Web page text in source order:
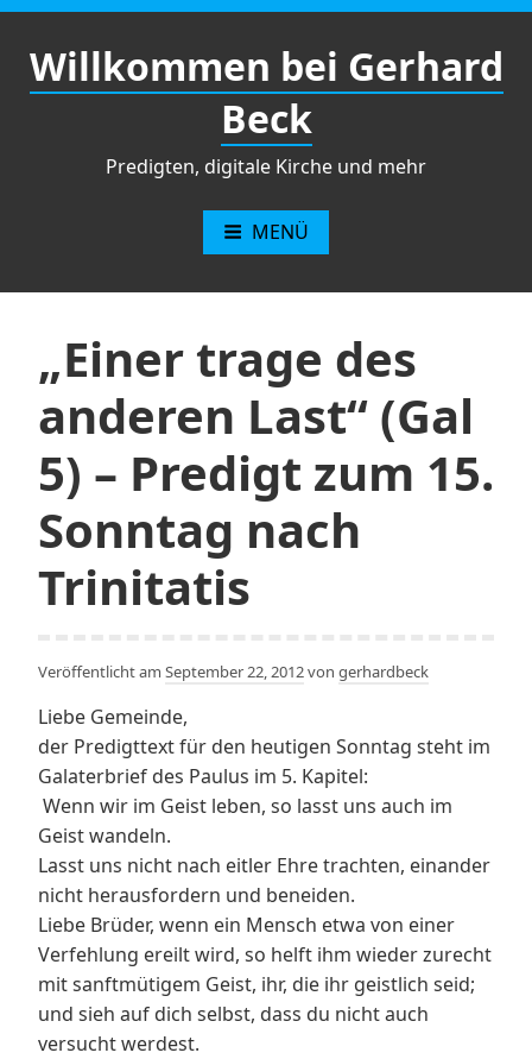
Zum
springen
Willkommen bei Gerhard
Beck
Predigten, digitale Kirche und mehr
MENÜ
„Einer trage des
anderen Last“ (Gal
5) – Predigt zum 15.
Sonntag nach
Trinitatis
Veröffentlicht am September 22, 2012von gerhardbeck
Liebe Gemeinde,
der Predigttext für den heutigen Sonntag steht im
Galaterbrief des Paulus im 5. Kapitel:
Wenn wir im Geist leben, so lasst uns auch im
Geist wandeln.
Lasst uns nicht nach eitler Ehre trachten, einander
nicht herausfordern und beneiden.
Liebe Brüder, wenn ein Mensch etwa von einer
Verfehlung ereilt wird, so helft ihm wieder zurecht
mit sanftmütigem Geist, ihr, die ihr geistlich seid;
und sieh auf dich selbst, dass du nicht auch
versucht werdest.